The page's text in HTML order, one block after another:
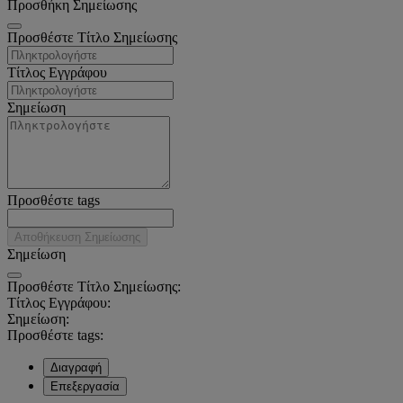
Προσθήκη Σημείωσης
Προσθέστε Τίτλο Σημείωσης
Τίτλος Εγγράφου
Σημείωση
Προσθέστε tags
Αποθήκευση Σημείωσης
Σημείωση
Προσθέστε Τίτλο Σημείωσης:
Τίτλος Εγγράφου:
Σημείωση:
Προσθέστε tags:
Διαγραφή
Επεξεργασία